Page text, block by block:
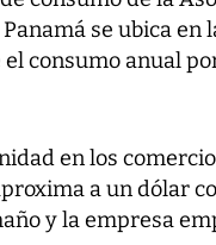
se ubica
consumo anual
en los
a un dólar
y la empresa